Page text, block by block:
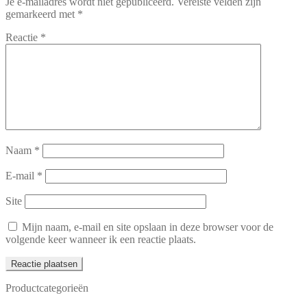
gemarkeerd met *
Reactie *
Naam *
E-mail *
Site
Mijn naam, e-mail en site opslaan in deze browser voor de
volgende keer wanneer ik een reactie plaats.
Productcategorieën